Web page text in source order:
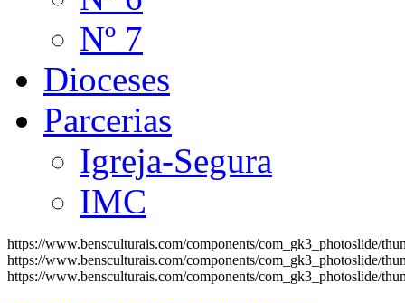
Nº 7
Dioceses
Parcerias
Igreja-Segura
IMC
https://www.bensculturais.com/components/com_gk3_photoslide/
https://www.bensculturais.com/components/com_gk3_photoslide/
https://www.bensculturais.com/components/com_gk3_photoslide/